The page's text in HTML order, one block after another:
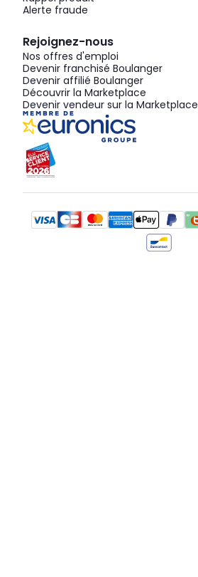
Alerte fraude
Rejoignez-nous
Nos offres d'emploi
Devenir franchisé Boulanger
Devenir affilié Boulanger
Découvrir la Marketplace
Devenir vendeur sur la Marketplace